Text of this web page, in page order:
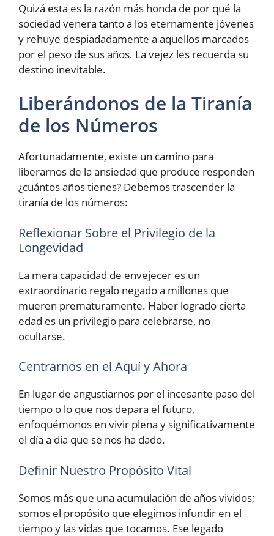
Quizá esta es la razón más honda de por qué la
sociedad venera tanto a los eternamente jóvenes
y rehuye despiadadamente a aquellos marcados
por el peso de sus años. La vejez les recuerda su
destino inevitable.
Liberándonos de la Tiranía
de los Números
Afortunadamente, existe un camino para
liberarnos de la ansiedad que produce responden
¿cuántos años tienes? Debemos trascender la
tiranía de los números:
Reflexionar Sobre el Privilegio de la
Longevidad
La mera capacidad de envejecer es un
extraordinario regalo negado a millones que
mueren prematuramente. Haber logrado cierta
edad es un privilegio para celebrarse, no
ocultarse.
Centrarnos en el Aquí y Ahora
En lugar de angustiarnos por el incesante paso del
tiempo o lo que nos depara el futuro,
enfoquémonos en vivir plena y significativamente
el día a día que se nos ha dado.
Definir Nuestro Propósito Vital
Somos más que una acumulación de años vividos;
somos el propósito que elegimos infundir en el
tiempo y las vidas que tocamos. Ese legado